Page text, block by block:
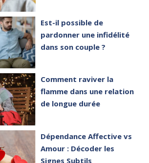
Est-il possible de
pardonner une infidélité
dans son couple ?
Comment raviver la
flamme dans une relation
de longue durée
Dépendance Affective vs
Amour : Décoder les
Signes Subtils